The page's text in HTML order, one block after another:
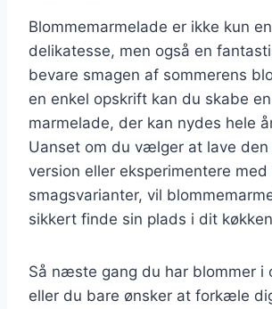
Blommemarmelade er ikke kun
delikatesse, men også en
bevare smagen af sommerens
en enkel opskrift kan du skabe
marmelade, der kan nydes hele
Uanset om du vælger at lave den
version eller eksperimentere med
smagsvarianter, vil
sikkert finde sin plads i dit
Så næste gang du har blommer i
eller du bare ønsker at forkæle